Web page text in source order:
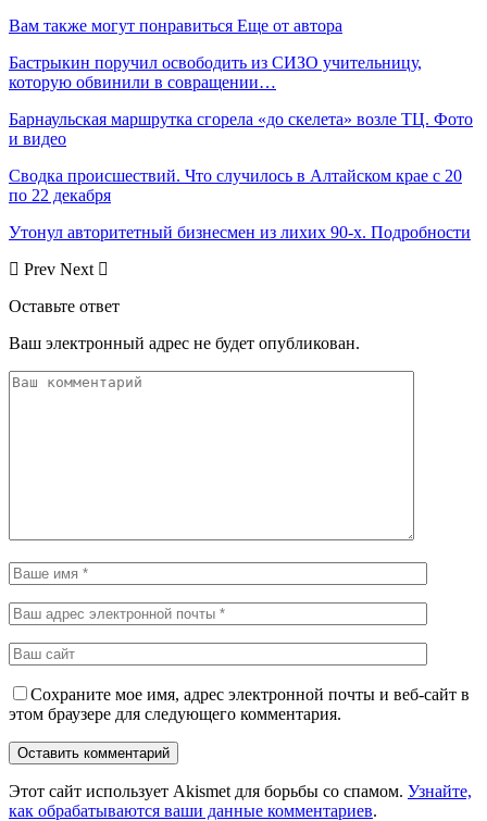
Вам также могут понравиться Еще от автора
Бастрыкин поручил освободить из СИЗО учительницу,
которую обвинили в совращении…
Барнаульская маршрутка сгорела «до скелета» возле ТЦ. Фото
и видео
Сводка происшествий. Что случилось в Алтайском крае с 20
по 22 декабря
Утонул авторитетный бизнесмен из лихих 90-х. Подробности
Prev Next
Оставьте ответ
Ваш электронный адрес не будет опубликован.
Сохраните мое имя, адрес электронной почты и веб-сайт в
этом браузере для следующего комментария.
Этот сайт использует Akismet для борьбы со спамом. Узнайте,
как обрабатываются ваши данные комментариев.